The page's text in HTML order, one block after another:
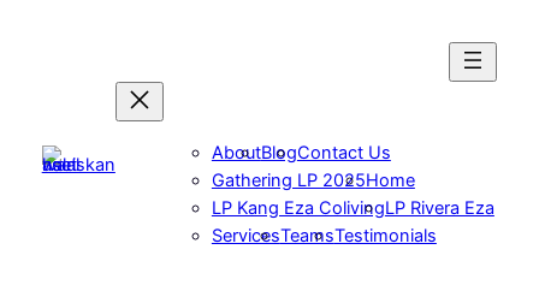
AboutBlogContact Us
Gathering LP 2025Home
LP Kang Eza ColivingLP Rivera Eza
ServicesTeamsTestimonials